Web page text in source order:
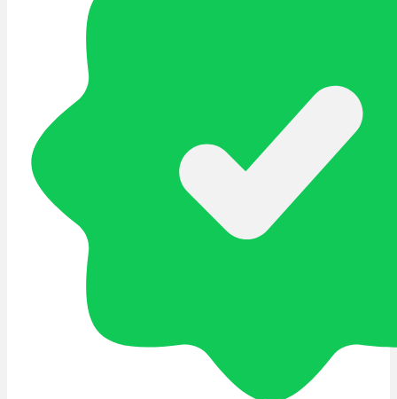
Cannabis Apotheke
Wissen
Medizinisches Cannabis
Cannabinoide
THC